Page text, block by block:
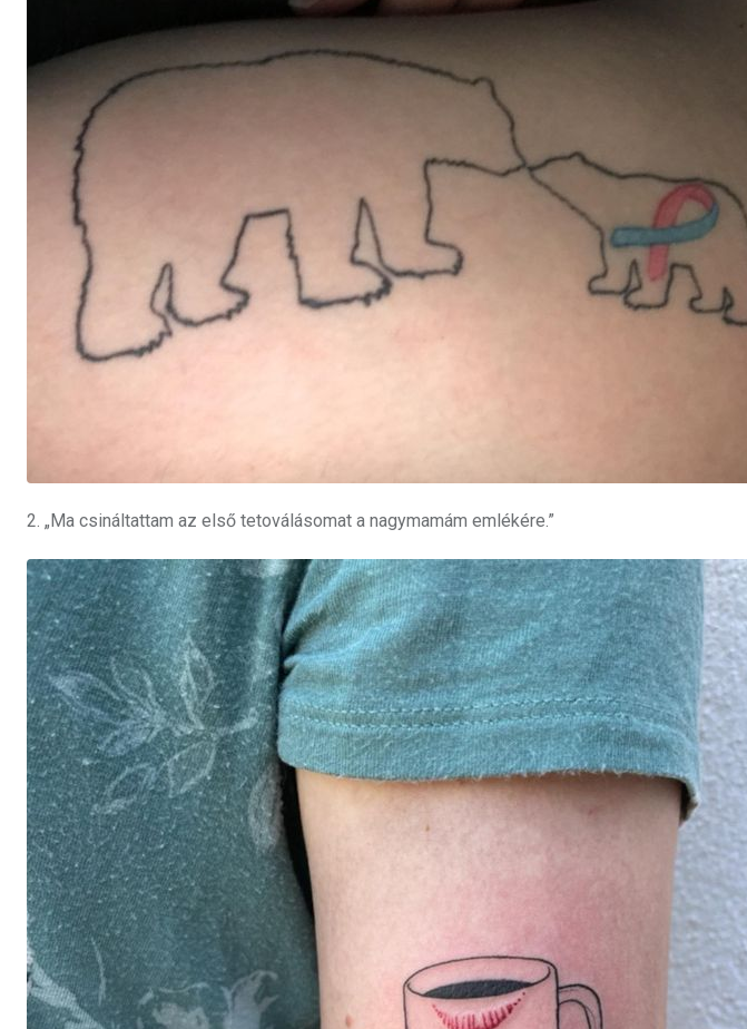
2. „Ma csináltattam az első tetoválásomat a nagymamám emlékére.”